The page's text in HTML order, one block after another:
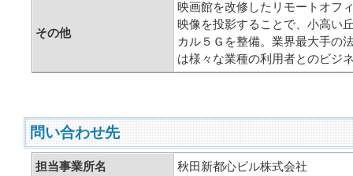
その他
映画館を改修したリモートオフ
映像を投影することで、小高い
カル５Ｇを整備。業界最大手の
は様々な業種の利用者とのビジ
問い合わせ先
担当事業所名 秋田新都心ビル株式会社